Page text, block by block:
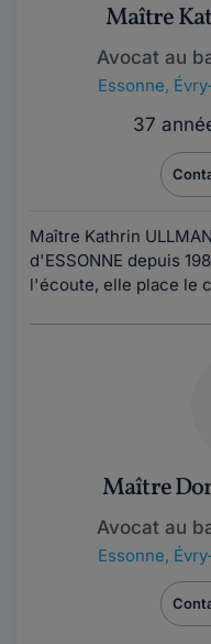
Maître
Avocat au
Essonne,
37
Maître Kathrin
d'ESSONNE depuis
l'écoute, elle place le
Maître
Avocat au
Essonne,